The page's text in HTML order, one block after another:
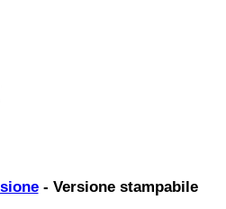
- Versione stampabile